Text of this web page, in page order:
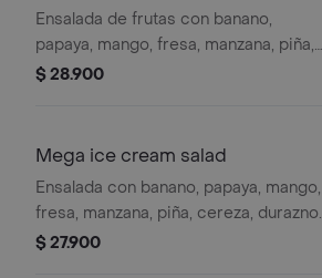
Ensalada de frutas con banano,
papaya, mango, fresa, manzana, piña,
queso, uva, cereza, durazno, kiwi,
$ 28.900
Mega ice cream salad
Ensalada con banano, papaya, mango,
fresa, manzana, piña, cereza, durazno,
kiwi, pitahaya, manzana, uva, galleta.
$ 27.900